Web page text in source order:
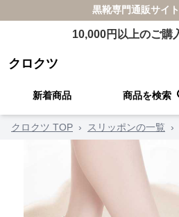
黒靴専門通販サイト
10,000円以上のご購
クロクツ
新着商品 商品を検索
クロクツ TOP › スリッポンの一覧 ›